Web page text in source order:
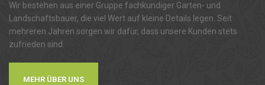
Wir bestehen aus einer Gruppe fachkundiger Garten- und
Landschaftsbauer, die viel Wert auf kleine Details legen. Seit
mehreren Jahren sorgen wir dafür, dass unsere Kunden stets
zufrieden sind.
MEHR ÜBER UNS